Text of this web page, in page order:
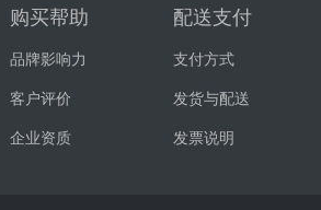
购买帮助
品牌影响力
客户评价
企业资质
配送支付
支付方式
发货与配送
发票说明